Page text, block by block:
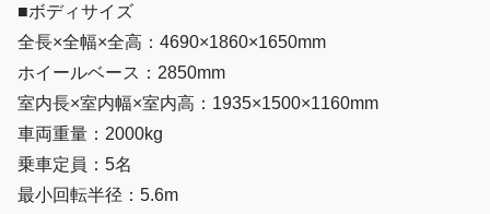
■ボディサイズ
全長×全幅×全高：4690×1860×1650mm
ホイールベース：2850mm
室内長×室内幅×室内高：1935×1500×1160mm
車両重量：2000kg
乗車定員：5名
最小回転半径：5.6m